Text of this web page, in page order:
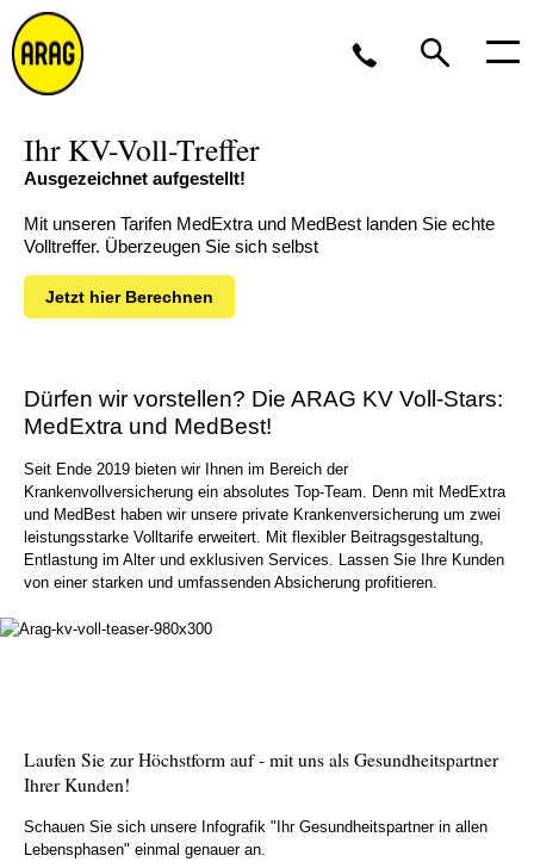
Montag bis Freitag 8 bis 17 Uhr, oder per
Mail
0211 963-2561
Ihr KV-Voll-Treffer
Ausgezeichnet aufgestellt!
Mit unseren Tarifen MedExtra und MedBest landen Sie echte
Volltreffer. Überzeugen Sie sich selbst
Jetzt hier Berechnen
Dürfen wir vorstellen? Die ARAG KV Voll-Stars:
MedExtra und MedBest!
Seit Ende 2019 bieten wir Ihnen im Bereich der
Krankenvollversicherung ein absolutes Top-Team. Denn mit MedExtra
und MedBest haben wir unsere private Krankenversicherung um zwei
leistungsstarke Volltarife erweitert. Mit flexibler Beitragsgestaltung,
Entlastung im Alter und exklusiven Services. Lassen Sie Ihre Kunden
von einer starken und umfassenden Absicherung profitieren.
Laufen Sie zur Höchstform auf - mit uns als Gesundheitspartner
Ihrer Kunden!
Schauen Sie sich unsere Infografik "Ihr Gesundheitspartner in allen
Lebensphasen" einmal genauer an.